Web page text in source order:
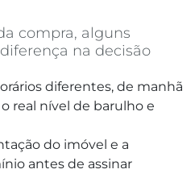
compra, alguns
na decisão
diferentes, de manhã
real nível de barulho e
do imóvel e a
antes de assinar